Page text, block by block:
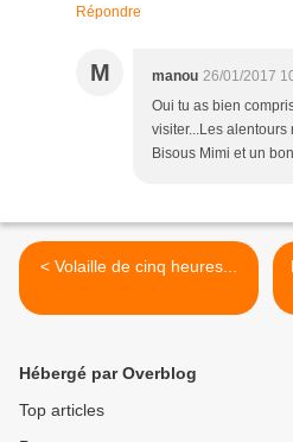
Répondre
M manou 26/01/2017
Oui tu as bien
visiter...Les
Bisous Mimi et un
< Volaille de cinq heures...
Hébergé par Overblog
Top articles